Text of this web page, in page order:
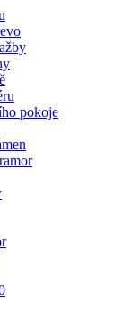
pokoje